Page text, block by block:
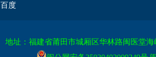
地址：福建省莆田市城厢区华林路闽医
百度